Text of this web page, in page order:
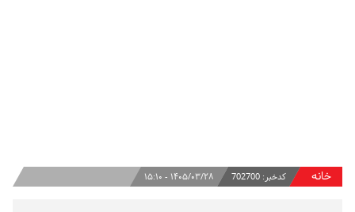
خانه کدخبر: 702700 ۱۴۰۵/۰۳/۲۸ - ۱۵:۱۰